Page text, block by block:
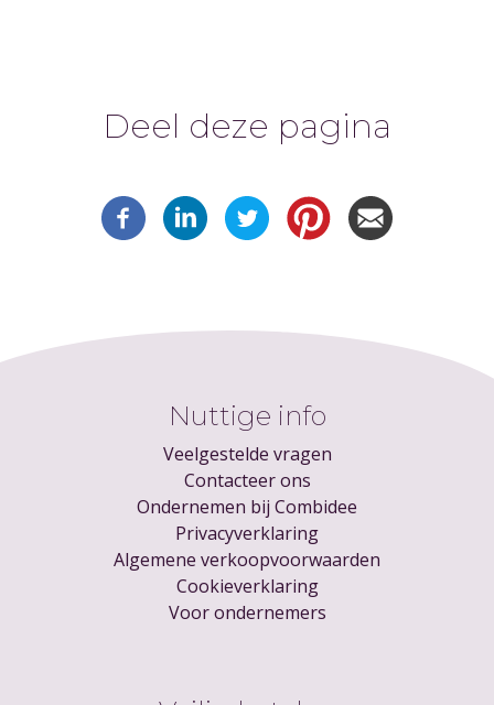
Deel deze pagina
Nuttige info
Veelgestelde vragen
Contacteer ons
Ondernemen bij Combidee
Privacyverklaring
Algemene verkoopvoorwaarden
Cookieverklaring
Voor ondernemers